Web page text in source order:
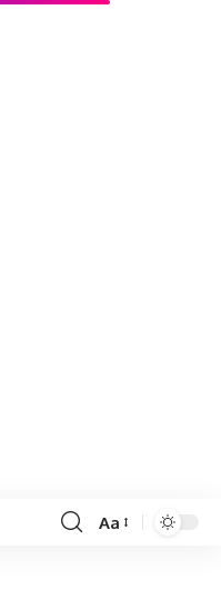
Font
Aa